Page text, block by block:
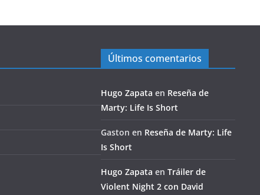
Últimos comentarios
Hugo Zapata en Reseña de
Marty: Life Is Short
Gaston en Reseña de Marty: Life
Is Short
Hugo Zapata en Tráiler de
Violent Night 2 con David